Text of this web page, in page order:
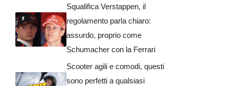
Squalifica Verstappen, il
regolamento parla chiaro:
assurdo, proprio come
Schumacher con la Ferrari
Scooter agili e comodi, questi
sono perfetti a qualsiasi